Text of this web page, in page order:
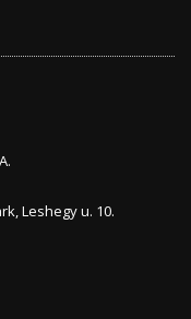
Leshegy u. 10.